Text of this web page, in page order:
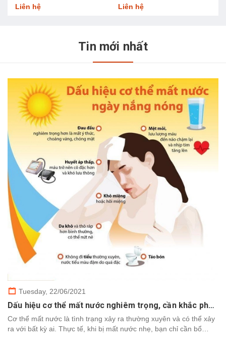
3668
Liên hệ
Liên hệ
Tin mới nhất
Tuesday, 22/06/2021
Dấu hiệu cơ thể mất nước nghiêm trọng, cần khắc phục nhanh chóng
Cơ thể mất nước là tình trạng xảy ra thường xuyên và có thể xảy
ra với bất kỳ ai. Thực tế, khi bị mất nước nhẹ, bạn chỉ cần bổ